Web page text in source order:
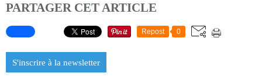
PARTAGER CET ARTICLE
Repost 0
S'inscrire à la newsletter